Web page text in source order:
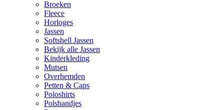
Broeken
Fleece
Horloges
Jassen
Softshell Jassen
Bekijk alle Jassen
Kinderkleding
Mutsen
Overhemden
Petten & Caps
Poloshirts
Polsbandjes